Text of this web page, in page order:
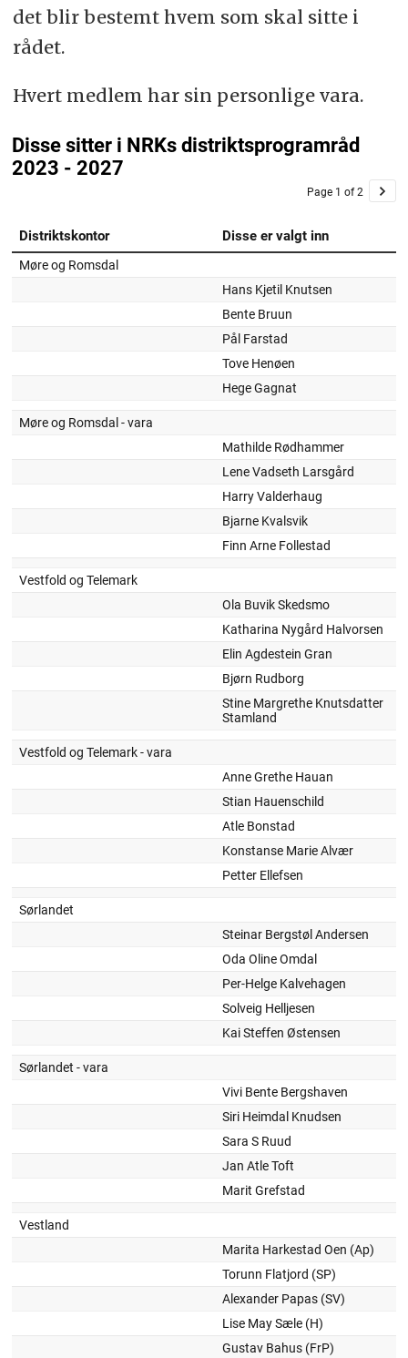
det blir bestemt hvem som skal sitte i
rådet.
Hvert medlem har sin personlige vara.